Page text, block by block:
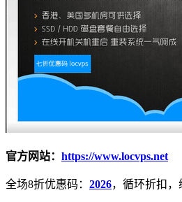
官方网站： https://www.locvps.net
全场8折优惠码： 2026，循环折扣，